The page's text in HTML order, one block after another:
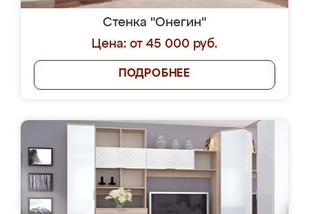
Стенка "Онегин"
Цена: от 45 000 руб.
ПОДРОБНЕЕ